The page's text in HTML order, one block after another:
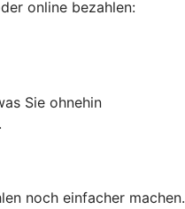
online bezahlen:
Sie ohnehin
noch einfacher machen.